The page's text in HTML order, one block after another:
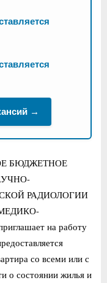
→
БЮДЖЕТНОЕ
РАДИОЛОГИИ
на работу
со всеми или с
о состоянии жилья и